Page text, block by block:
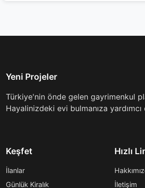
Yeni Projeler
Türkiye'nin önde gelen gayrimenkul
Hayalinizdeki evi bulmanıza
Keşfet
İlanlar
Günlük Kiralık
Hızlı
İletişim